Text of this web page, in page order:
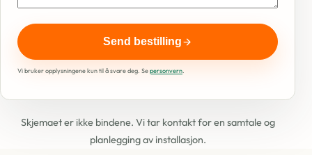
fyll
ut
dette
Send bestilling
Vi bruker opplysningene kun til å svare deg. Sepersonvern.
Skjemaet er ikke bindene. Vi tar kontakt for en samtale og
planlegging av installasjon.